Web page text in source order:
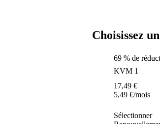
Choisissez
69 % de
KVM 1
17,49 €
5,49 €/mois
Sélectionner